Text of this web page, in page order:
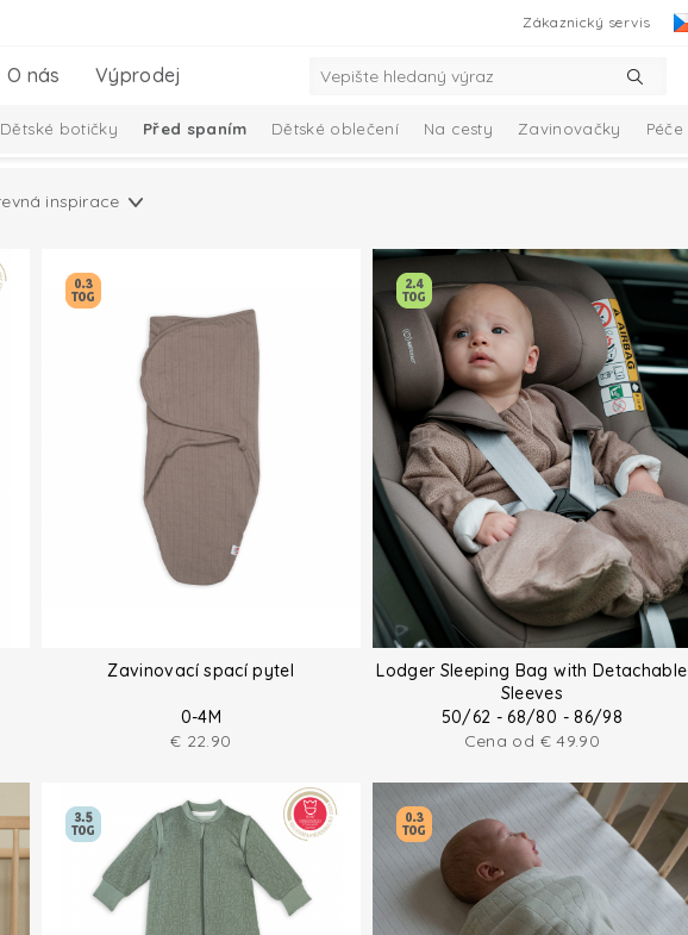
Zákaznický servis
O nás Výprodej
Dětské botičky Před spaním Dětské oblečení Na cesty Zavinovačky Péče
Zavinovací spací pytel
0-4M
€ 22.90
Lodger Sleeping Bag with Detachable
Sleeves
50/62 - 68/80 - 86/98
Cena od € 49.90